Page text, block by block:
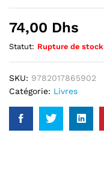
74,00 Dhs
Statut: Rupture de stock
SKU: 9782017865902
Catégorie: Livres